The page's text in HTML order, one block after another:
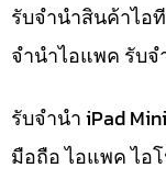
รับจำนำสินค้าไอ
จำนำไอแพค รับ
รับจำนำ iPad
มือถือ ไอแพค ไอ